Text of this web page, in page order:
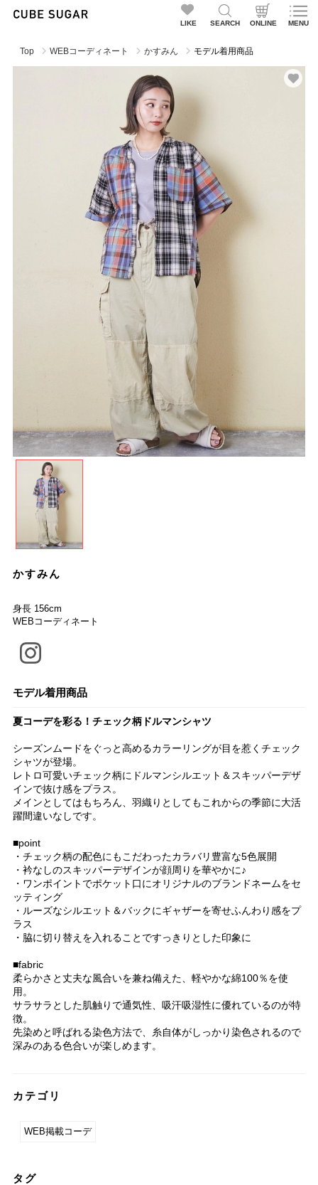
LIKE SEARCH ONLINE MENU
Top WEBコーディネート かすみん モデル着用商品
かすみん
身長 156cm
WEBコーディネート
モデル着用商品
夏コーデを彩る！チェック柄ドルマンシャツ
シーズンムードをぐっと高めるカラーリングが目を惹くチェック
シャツが登場。
レトロ可愛いチェック柄にドルマンシルエット＆スキッパーデザ
インで抜け感をプラス。
メインとしてはもちろん、羽織りとしてもこれからの季節に大活
躍間違いなしです。
■point
・チェック柄の配色にもこだわったカラバリ豊富な5色展開
・衿なしのスキッパーデザインが顔周りを華やかに♪
・ワンポイントでポケット口にオリジナルのブランドネームをセ
ッティング
・ルーズなシルエット＆バックにギャザーを寄せふんわり感をプ
ラス
・脇に切り替えを入れることですっきりとした印象に
■fabric
柔らかさと丈夫な風合いを兼ね備えた、軽やかな綿100％を使
用。
サラサラとした肌触りで通気性、吸汗吸湿性に優れているのが特
徴。
先染めと呼ばれる染色方法で、糸自体がしっかり染色されるので
深みのある色合いが楽しめます。
カテゴリ
WEB掲載コーデ
タグ